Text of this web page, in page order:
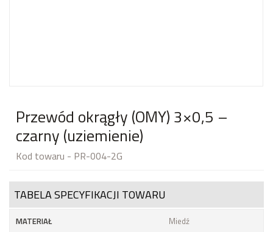
Przewód okrągły (OMY) 3×0,5 –
czarny (uziemienie)
Kod towaru - PR-004-2G
TABELA SPECYFIKACJI TOWARU
MATERIAŁ Miedź